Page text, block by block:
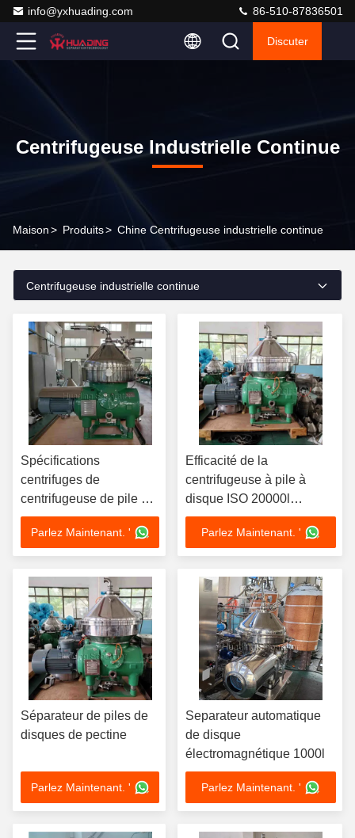
info@yxhuading.com 86-510-87836501
Discuter
Centrifugeuse Industrielle Continue
Maison> Produits> Chine Centrifugeuse industrielle continue
Centrifugeuse industrielle continue
Spécifications
centrifuges de
centrifugeuse de pile de
disques du séparateur
440V de filtre de PLC
Parlez Maintenant. '
Efficacité de la
centrifugeuse à pile à
disque ISO 20000l
Centrifugeuse à bol solide
Parlez Maintenant. '
Séparateur de piles de
disques de pectine
Parlez Maintenant. '
Separateur automatique
de disque
électromagnétique 1000l
Parlez Maintenant. '